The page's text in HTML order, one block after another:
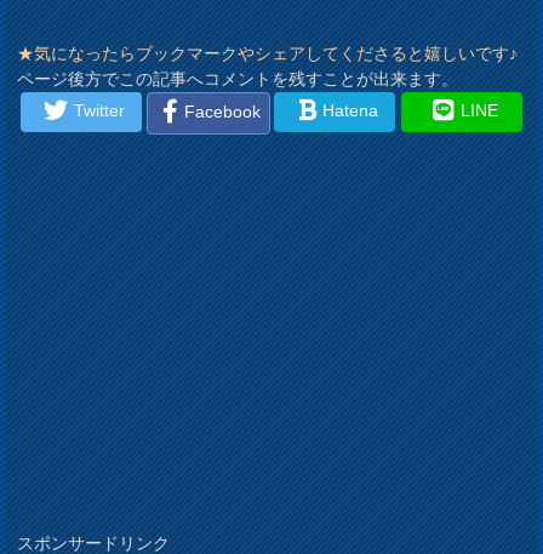
★気になったらブックマークやシェアしてくださると嬉しいです♪
ページ後方でこの記事へコメントを残すことが出来ます。
Twitter
Facebook Hatena LINE
スポンサードリンク